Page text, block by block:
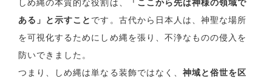
しめ縄の本質的な役割は、
「ここから先は神様の領域で
ある」と示すこと です。古代から日本人は、神聖な場所
を可視化するためにしめ縄を張り、不浄なものの侵入を
防いできました。
つまり、しめ縄は単なる装飾ではなく、 神域と俗世を区